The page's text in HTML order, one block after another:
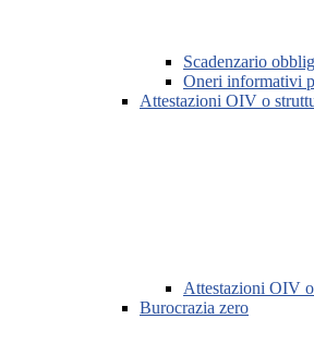
Scadenzario
Oneri informativi
Attestazioni OIV o
Attestazioni OIV
Burocrazia zero